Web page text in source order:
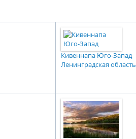
Кивеннапа Юго-Запад
Ленинградская область